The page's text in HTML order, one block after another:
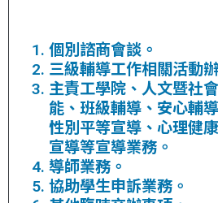
個別諮商會談。
三級輔導工作相關活動
主責工學院、人文暨社
能、班級輔導、安心輔
性別平等宣導、心理健
宣導等宣導業務。
導師業務。
協助學生申訴業務。